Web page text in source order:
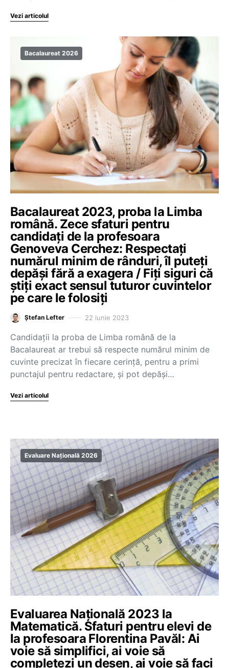
Vezi articolul
Bacalaureat 2026
Bacalaureat 2023, proba la Limba
română. Zece sfaturi pentru
candidați de la profesoara
Genoveva Cerchez: Respectați
numărul minim de rânduri, îl puteți
depăși fără a exagera / Fiți siguri că
știți exact sensul tuturor cuvintelor
pe care le folosiți
Ștefan Lefter 22 iunie 2023
Candidații la proba de Limba română de la
Bacalaureat ar trebui să respecte numărul minim de
cuvinte precizat în fiecare cerință, pentru a primi
punctajul pentru redactare, și pot depăși…
Vezi articolul
Evaluare Națională 2026
Evaluarea Națională 2023 la
Matematică. Sfaturi pentru elevi de
la profesoara Florentina Pavăl: Ai
voie să simplifici, ai voie să
completezi un desen, ai voie să faci